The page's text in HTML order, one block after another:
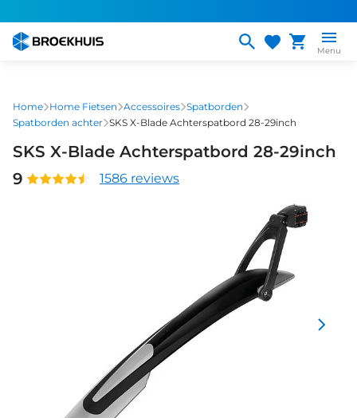
naar
gaan
Menu
Home Home Fietsen Accessoires Spatborden
Spatborden achter SKS X-Blade Achterspatbord 28-29inch
SKS X-Blade Achterspatbord 28-29inch
9
1586 reviews